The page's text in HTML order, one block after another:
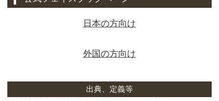
日本の方向け
外国の方向け
出典、定義等